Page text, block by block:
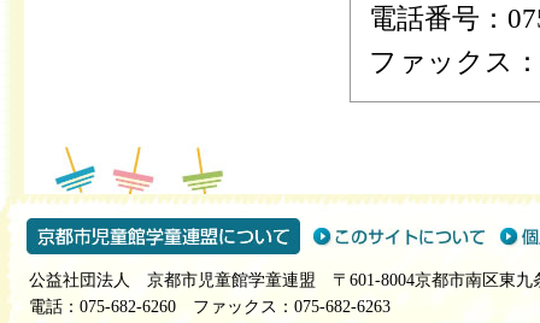
電話番号：
ファックス
公益社団法人 京都市児童館学童連盟 〒601-8004京都市南区東九
電話：075-682-6260 ファックス：075-682-6263